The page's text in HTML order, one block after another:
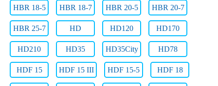
HBR 18-5 HBR 18-7 HBR 20-5 HBR 20-7
HBR 25-7 HD HD120 HD170
HD210 HD35 HD35City HD78
HDF 15 HDF 15 III HDF 15-5 HDF 18